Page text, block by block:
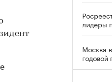
лидеры
Москва
годовой